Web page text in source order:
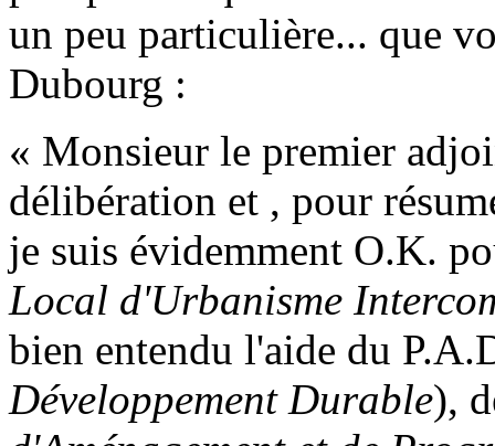
un peu particulière... que
Dubourg :
« Monsieur le premier
délibération et , pour
je suis évidemment O.K.
Local d'Urbanisme
bien entendu l'aide du
Développement Durable),